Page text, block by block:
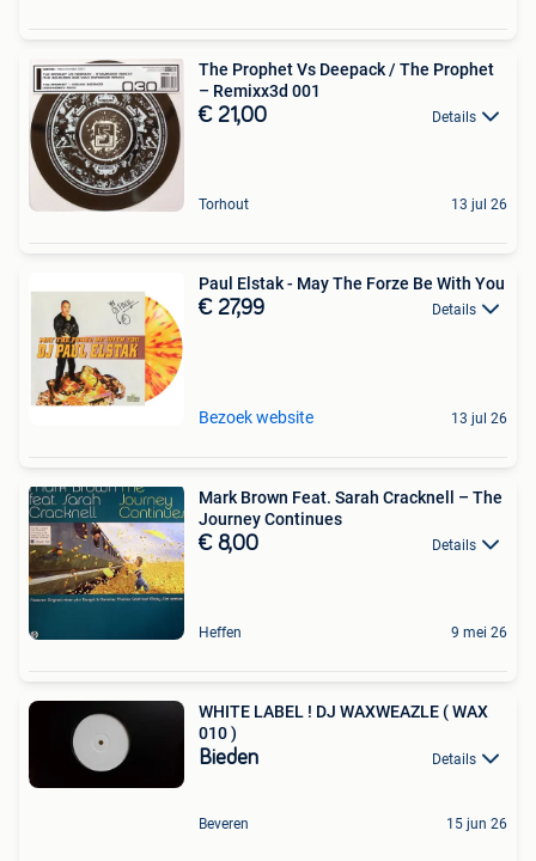
The Prophet Vs Deepack / The Prophet
‎– Remixx3d 001
€ 21,00 Details
Torhout 13 jul 26
Paul Elstak - May The Forze Be With You
€ 27,99 Details
Bezoek website 13 jul 26
Mark Brown Feat. Sarah Cracknell – The
Journey Continues
€ 8,00 Details
Heffen 9 mei 26
WHITE LABEL ! DJ WAXWEAZLE ( WAX
010 )
Bieden Details
Beveren 15 jun 26